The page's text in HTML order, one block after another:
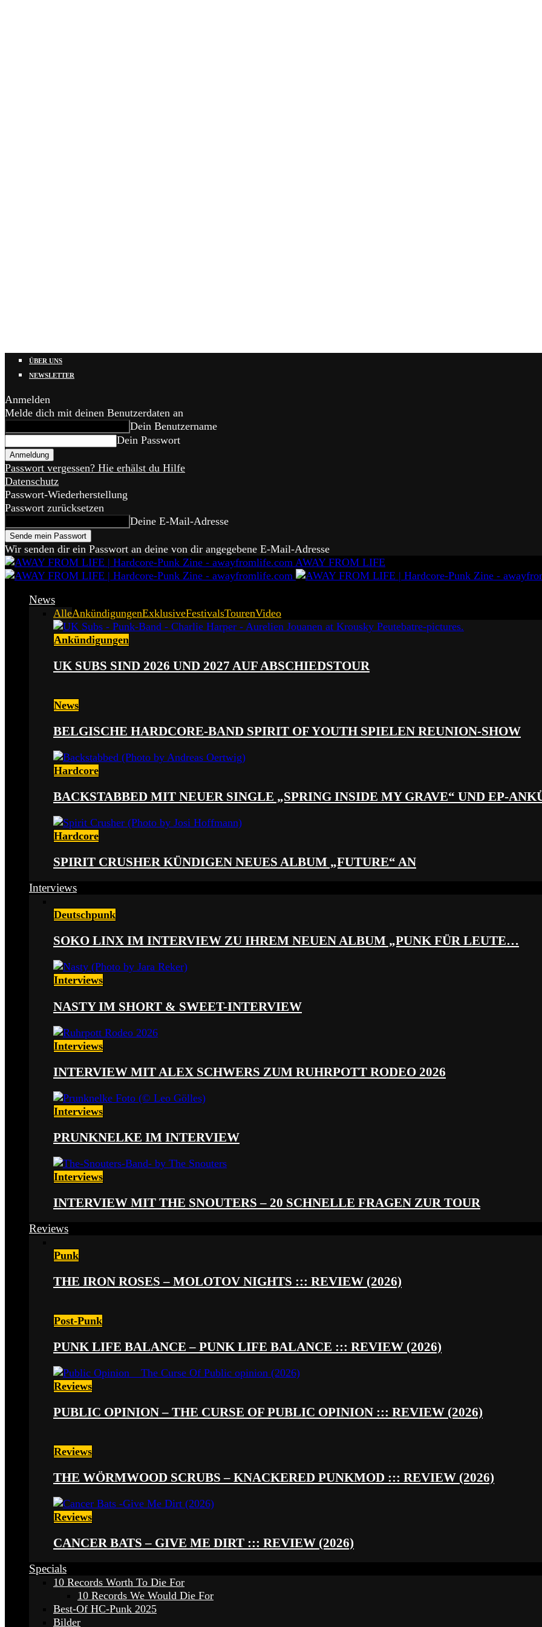
ÜBER UNS
NEWSLETTER
Anmelden
Melde dich mit deinen Benutzerdaten an
Dein Benutzername
Dein Passwort
Passwort vergessen? Hie erhälst du Hilfe
Datenschutz
Passwort-Wiederherstellung
Passwort zurücksetzen
Deine E-Mail-Adresse
Wir senden dir ein Passwort an deine von dir angegebene E-Mail-Adresse
AWAY FROM LIFE
News
AlleAnkündigungenExklusiveFestivalsTourenVideo
Ankündigungen
UK SUBS SIND 2026 UND 2027 AUF ABSCHIEDSTOUR
News
BELGISCHE HARDCORE-BAND SPIRIT OF YOUTH SPIELEN REUNION-SHOW
Hardcore
BACKSTABBED MIT NEUER SINGLE „SPRING INSIDE MY GRAVE“ UND EP-
Hardcore
SPIRIT CRUSHER KÜNDIGEN NEUES ALBUM „FUTURE“ AN
Interviews
Deutschpunk
SOKO LINX IM INTERVIEW ZU IHREM NEUEN ALBUM „PUNK FÜR LEUTE…
Interviews
NASTY IM SHORT & SWEET-INTERVIEW
Interviews
INTERVIEW MIT ALEX SCHWERS ZUM RUHRPOTT RODEO 2026
Interviews
PRUNKNELKE IM INTERVIEW
Interviews
INTERVIEW MIT THE SNOUTERS – 20 SCHNELLE FRAGEN ZUR TOUR
Reviews
Punk
THE IRON ROSES – MOLOTOV NIGHTS ::: REVIEW (2026)
Post-Punk
PUNK LIFE BALANCE – PUNK LIFE BALANCE ::: REVIEW (2026)
Reviews
PUBLIC OPINION – THE CURSE OF PUBLIC OPINION ::: REVIEW (2026)
Reviews
THE WÖRMWOOD SCRUBS – KNACKERED PUNKMOD ::: REVIEW (2026)
Reviews
CANCER BATS – GIVE ME DIRT ::: REVIEW (2026)
Specials
10 Records Worth To Die For
10 Records We Would Die For
Best-Of HC-Punk 2025
Bilder